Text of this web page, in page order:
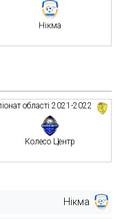
Нікма
області 2021-2022
Колесо Центр
Нікма